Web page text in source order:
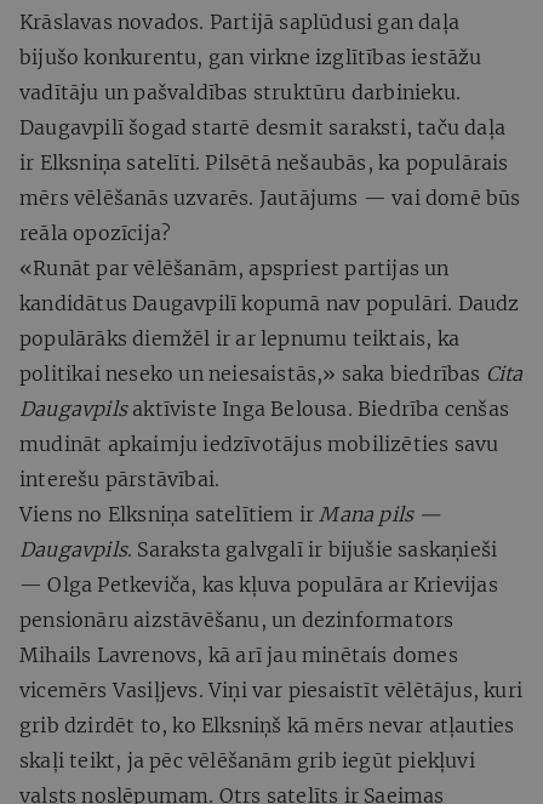
Krāslavas novados. Partijā saplūdusi gan daļa
bijušo konkurentu, gan virkne izglītības iestāžu
vadītāju un pašvaldības struktūru darbinieku.
Daugavpilī šogad startē desmit saraksti, taču daļa
ir Elksniņa satelīti. Pilsētā nešaubās, ka populārais
mērs vēlēšanās uzvarēs. Jautājums — vai domē būs
reāla opozīcija?
«Runāt par vēlēšanām, apspriest partijas un
kandidātus Daugavpilī kopumā nav populāri. Daudz
populārāks diemžēl ir ar lepnumu teiktais, ka
politikai neseko un neiesaistās,» saka biedrības Cita
Daugavpils aktīviste Inga Belousa. Biedrība cenšas
mudināt apkaimju iedzīvotājus mobilizēties savu
interešu pārstāvībai.
Viens no Elksniņa satelītiem ir Mana pils —
Daugavpils. Saraksta galvgalī ir bijušie saskaņieši
— Olga Petkeviča, kas kļuva populāra ar Krievijas
pensionāru aizstāvēšanu, un dezinformators
Mihails Lavrenovs, kā arī jau minētais domes
vicemērs Vasiļjevs. Viņi var piesaistīt vēlētājus, kuri
grib dzirdēt to, ko Elksniņš kā mērs nevar atļauties
skaļi teikt, ja pēc vēlēšanām grib iegūt piekļuvi
valsts noslēpumam. Otrs satelīts ir Saeimas